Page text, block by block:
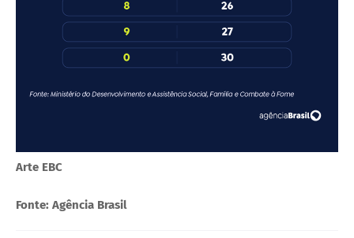
Arte EBC
Fonte: Agência Brasil